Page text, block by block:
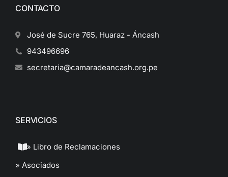
CONTACTO
José de Sucre 765, Huaraz - Áncash
943496696
secretaria@camaradeancash.org.pe
SERVICIOS
» Libro de Reclamaciones
» Asociados